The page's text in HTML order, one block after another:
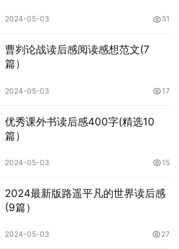
2024-05-03 51
曹刿论战读后感阅读感想范文(7
篇）
2024-05-03 17
优秀课外书读后感400字(精选10
篇）
2024-05-03 15
2024最新版路遥平凡的世界读后感
(9篇）
2024-05-03 27